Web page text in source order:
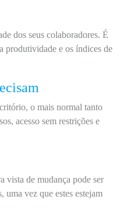
dos seus colaboradores. É
produtividade e os índices de
o mais normal tanto
acesso sem restrições e
vista de mudança pode ser
uma vez que estes estejam